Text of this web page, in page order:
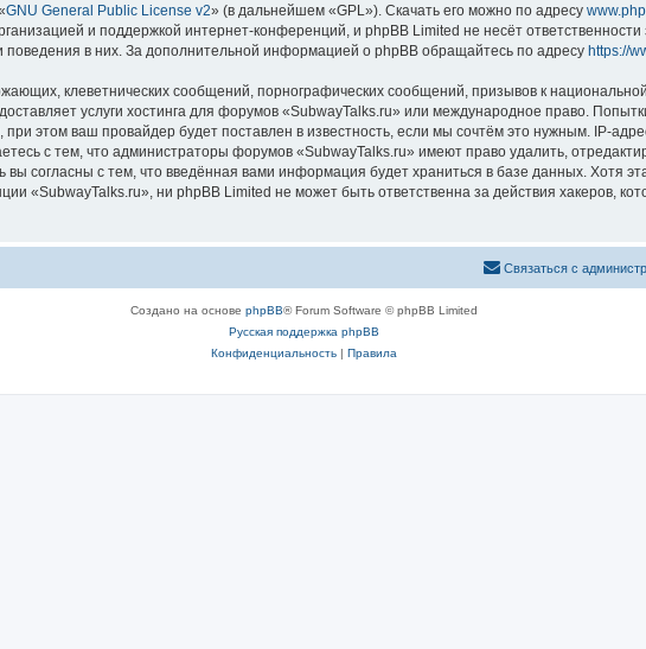
GNU General Public License v2» (в дальнейшем «GPL»). Скачать его можно по адресу
и поддержкой интернет-конференций, и phpBB Limited не несёт
поведения в них. За дополнительной информацией о phpBB обращайтесь по адресу https://
клеветнических сообщений, порнографических сообщений, призывов к
услуги хостинга для форумов «SubwayTalks.ru» или международное право.
этом ваш провайдер будет поставлен в известность, если мы сочтём это нужным. IP-
с тем, что администраторы форумов «SubwayTalks.ru» имеют право удалить,
согласны с тем, что введённая вами информация будет храниться в базе данных. Хотя
«SubwayTalks.ru», ни phpBB Limited не может быть ответственна за действия хакеров,
Связаться с
Создано на основе phpBB® Forum Software © phpBB Limited
Русская поддержка phpBB
Конфиденциальность| Правила